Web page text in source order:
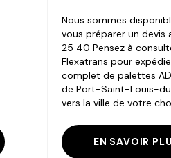
Nous sommes
vous préparer un devis
25 40 Pensez à
Flexatrans pour
complet de palettes
de Port-Saint-Louis-
vers la ville de votre
EN SAVOIR